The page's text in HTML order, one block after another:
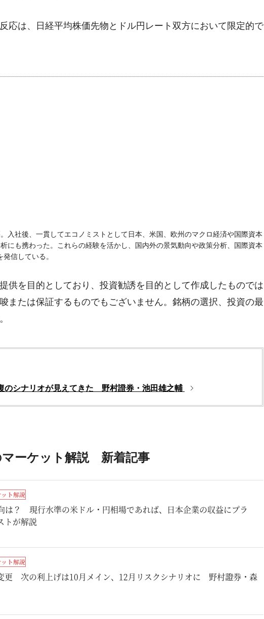
応は、日経平均株価先物とドル円レート双方において限定的で
入社後、一貫してエコノミストとして日本、米国、欧州のマクロ経済や国際資本
にも携わった。これらの経験を活かし、国内外の景気動向や政策分析、国際資本
信している。
供を目的としており、投資勧誘を目的として作成したものでは
または保証するものでもございません。銘柄の選択、投資の最
のシナリオが見えてきた 野村證券・池田雄之輔
マーケット解説 新着記事
ト解説
は？ 現行水準の米ドル・円相場であれば、日本企業の収益にプラ
トが解説
ト解説
更 次の利上げは10月メイン、12月リスクシナリオに 野村證券・森